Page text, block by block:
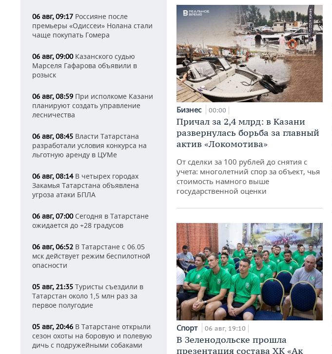
06 авг, 09:17 Россияне после
премьеры «Одиссеи» Нолана стали
чаще покупать Гомера
06 авг, 09:00Казанского судью
Марселя Гафарова объявили в
розыск
06 авг, 08:59 При исполкоме Казани
планируют создать управление
лесничества
06 авг, 08:45 Власти Татарстана
разработали условия конкурса на
льготную аренду в ЦУМе
06 авг, 08:14В четырех городах
Закамья Татарстана объявлена
угроза атаки БПЛА
06 авг, 07:00Сегодня в Татарстане
ожидается до +28 градусов
06 авг, 06:52 В Татарстане с 06.05
мск действует режим беспилотной
опасности
05 авг, 21:35 Туристы съездили в
Татарстан около 1,5 млн раз за
первое полугодие
05 авг, 20:46 В Татарстане открыли
сезон охоты на боровую и полевую
дичь с подружейными собаками
Бизнес 00:00
Причал за 2,4 млрд: в Казани
развернулась борьба за главный
актив «Локомотива»
От сделки за 100 рублей до снятия с
учета: многолетний спор за объект, чья
стоимость намного выше
государственной оценки
Спорт 06 авг, 19:10
В Зеленодольске прошла
презентация состава ХК «Ак